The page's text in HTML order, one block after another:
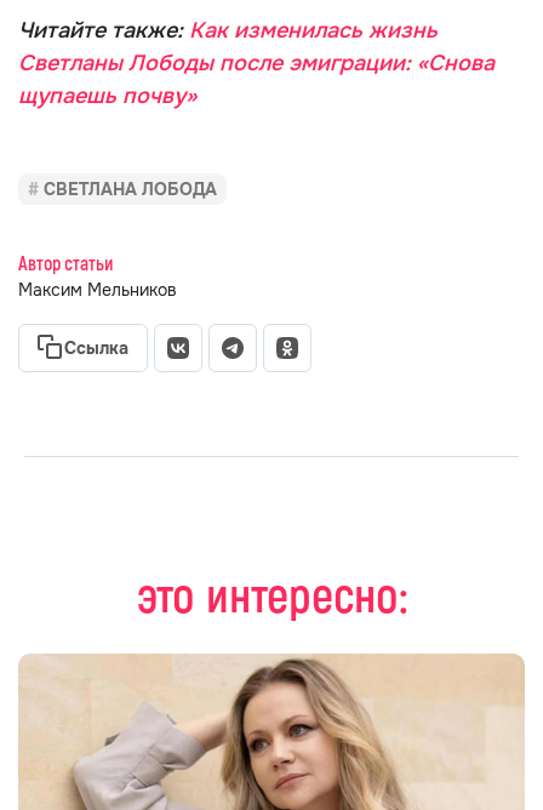
Читайте также: Как изменилась жизнь
Светланы Лободы после эмиграции: «Снова
щупаешь почву»
СВЕТЛАНА ЛОБОДА
Автор статьи
Максим Мельников
Ссылка
это интересно: